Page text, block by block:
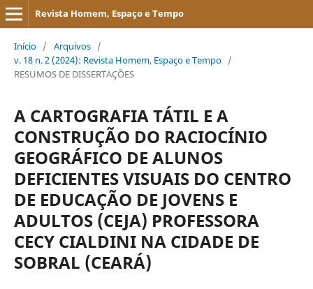
Revista Homem, Espaço e Tempo
Início / Arquivos /
v. 18 n. 2 (2024): Revista Homem, Espaço e Tempo /
RESUMOS DE DISSERTAÇÕES
A CARTOGRAFIA TÁTIL E A
CONSTRUÇÃO DO RACIOCÍNIO
GEOGRÁFICO DE ALUNOS
DEFICIENTES VISUAIS DO CENTRO
DE EDUCAÇÃO DE JOVENS E
ADULTOS (CEJA) PROFESSORA
CECY CIALDINI NA CIDADE DE
SOBRAL (CEARÁ)